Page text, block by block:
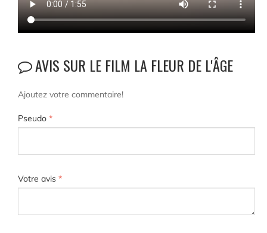
AVIS SUR LE FILM LA FLEUR DE L'ÂGE
Ajoutez votre commentaire!
Pseudo *
Votre avis *